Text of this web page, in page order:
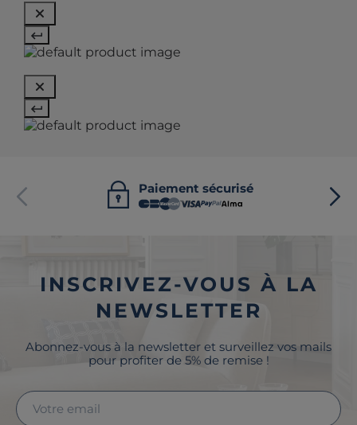
Paiement sécurisé
INSCRIVEZ-VOUS À LA
NEWSLETTER
Abonnez-vous à la newsletter et surveillez vos mails
pour profiter de 5% de remise !